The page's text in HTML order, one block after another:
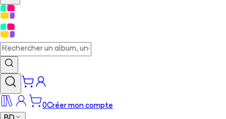
0Créer mon compte